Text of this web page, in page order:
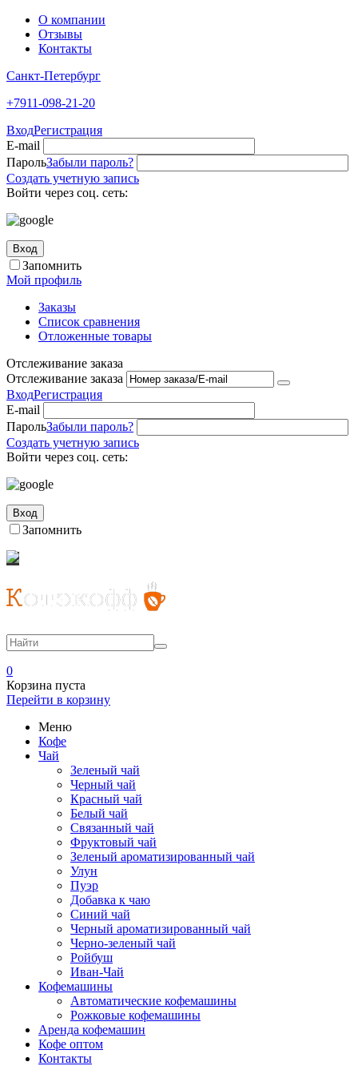
О компании
Отзывы
Контакты
Санкт-Петербург
+7911-098-21-20
ВходРегистрация
E-mail
ПарольЗабыли пароль?
Создать учетную запись
Войти через соц. сеть:
Вход
Запомнить
Мой профиль
Заказы
Список сравнения
Отложенные товары
Отслеживание заказа
Отслеживание заказа
ВходРегистрация
E-mail
ПарольЗабыли пароль?
Создать учетную запись
Войти через соц. сеть:
Вход
Запомнить
0
Корзина пуста
Перейти в корзину
Меню
Кофе
Чай
Зеленый чай
Черный чай
Красный чай
Белый чай
Связанный чай
Фруктовый чай
Зеленый ароматизированный чай
Улун
Пуэр
Добавка к чаю
Синий чай
Черный ароматизированный чай
Черно-зеленый чай
Ройбуш
Иван-Чай
Кофемашины
Автоматические кофемашины
Рожковые кофемашины
Аренда кофемашин
Кофе оптом
Контакты